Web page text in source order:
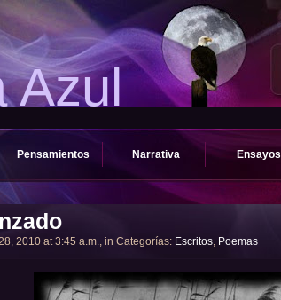
Azul
Pensamientos Narrativa Ensayos
2010 at 3:45 a.m., in Categorías: Escritos, Poemas